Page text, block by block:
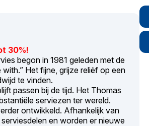
30%!
begon in 1981 geleden met de
Het fijne, grijze reliëf op een
te vinden.
passen bij de tijd. Het Thomas
serviezen ter wereld.
ontwikkeld. Afhankelijk van
en worden er nieuwe